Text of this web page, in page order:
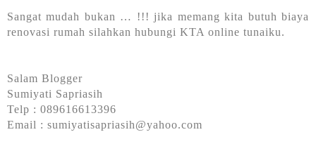
Sangat mudah bukan … !!! jika memang kita butuh biaya
renovasi rumah silahkan hubungi KTA online tunaiku.
Salam Blogger
Sumiyati Sapriasih
Telp : 089616613396
Email : sumiyatisapriasih@yahoo.com